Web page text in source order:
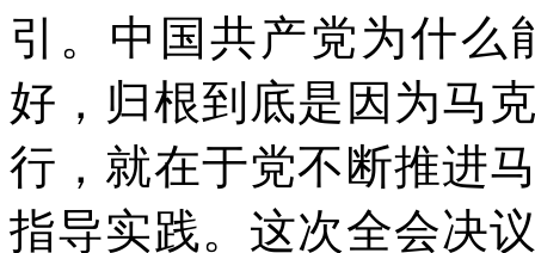
引。中国共产党为什么
好，归根到底是因为马
行，就在于党不断推进
指导实践。这次全会决